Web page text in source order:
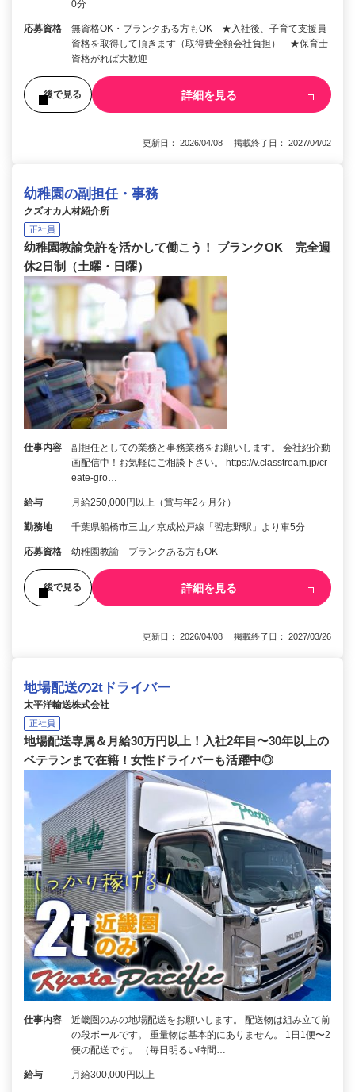
0分
応募資格
無資格OK・ブランクある方もOK ★入社後、子育て支援員
資格を取得して頂きます（取得費全額会社負担） ★保育士
資格がれば大歓迎
後で見る 詳細を見る
更新日： 2026/04/08 掲載終了日： 2027/04/02
幼稚園の副担任・事務
クズオカ人材紹介所
正社員
幼稚園教諭免許を活かして働こう！ ブランクOK 完全週
休2日制（土曜・日曜）
仕事内容
副担任としての業務と事務業務をお願いします。 会社紹介動
画配信中！お気軽にご相談下さい。 https://v.classtream.jp/cr
eate-gro…
給与 月給250,000円以上（賞与年2ヶ月分）
勤務地 千葉県船橋市三山／京成松戸線「習志野駅」より車5分
応募資格 幼稚園教諭 ブランクある方もOK
後で見る 詳細を見る
更新日： 2026/04/08 掲載終了日： 2027/03/26
地場配送の2tドライバー
太平洋輸送株式会社
正社員
地場配送専属＆月給30万円以上！入社2年目〜30年以上の
ベテランまで在籍！女性ドライバーも活躍中◎
仕事内容
近畿圏のみの地場配送をお願いします。 配送物は組み立て前
の段ボールです。 重量物は基本的にありません。 1日1便〜2
便の配送です。 （毎日明るい時間…
給与 月給300,000円以上